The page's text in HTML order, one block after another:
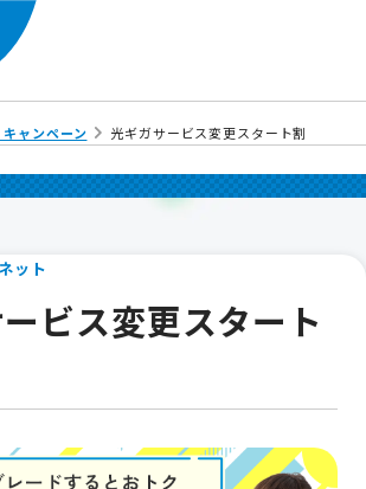
ャンペーン 光ギガサービス変更スタート割
ット
ビス変更スタート